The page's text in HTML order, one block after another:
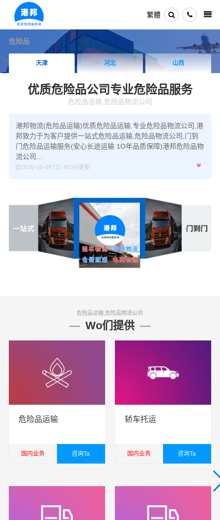
繁體
危险品
天津 河北 山西
优质危险品公司专业危险品服务
危险品运输,危险品物流公司
港邦物流(危险品运输)优质危险品运输,专业危险品物流公司,港
邦致力于为客户提供一站式危险品运输,危险品物流公司,门到
门危险品运输服务(安心长途运输 1O年品质保障)港邦危险品物
流公司...
2026-08-08T11:40:46更新
危险品运输,危险品物流公司
Wo们提供
危险品运输
国内业务 咨询Ta
轿车托运
国内业务 咨询Ta